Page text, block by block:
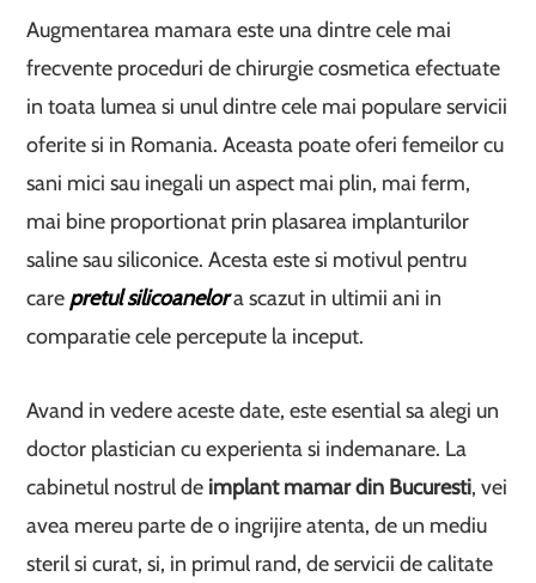
Augmentarea mamara este una dintre cele mai
frecvente proceduri de chirurgie cosmetica efectuate
in toata lumea si unul dintre cele mai populare servicii
oferite si in Romania. Aceasta poate oferi femeilor cu
sani mici sau inegali un aspect mai plin, mai ferm,
mai bine proportionat prin plasarea implanturilor
saline sau siliconice. Acesta este si motivul pentru
care pretul silicoanelora scazut in ultimii ani in
comparatie cele percepute la inceput.
Avand in vedere aceste date, este esential sa alegi un
doctor plastician cu experienta si indemanare. La
cabinetul nostrul de implant mamar din Bucuresti, vei
avea mereu parte de o ingrijire atenta, de un mediu
steril si curat, si, in primul rand, de servicii de calitate